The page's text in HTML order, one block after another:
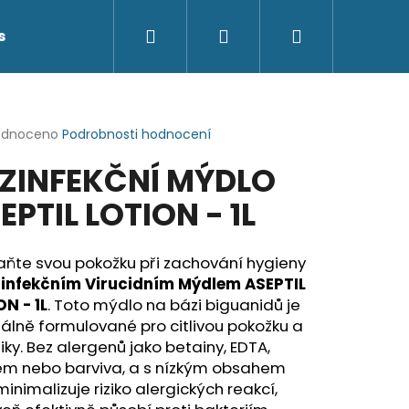
Přihlášení
Podrobnosti hodnocení
MÝDLO
LOTION - 1L
svou pokožku při zachování hygieny
Virucidním Mýdlem ASEPTIL
- 1L. Toto mýdlo na bázi biguanidů je
formulované pro citlivou pokožku a
Bez alergenů jako betainy, EDTA,
nebo barviva, a s nízkým obsahem
riziko alergických reakcí,